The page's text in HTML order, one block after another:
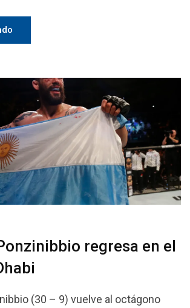
regresa en el
(30 – 9) vuelve al octágono